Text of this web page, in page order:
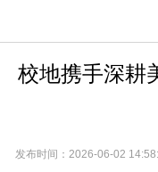
校地携手深耕
发布时间：2026-06-02